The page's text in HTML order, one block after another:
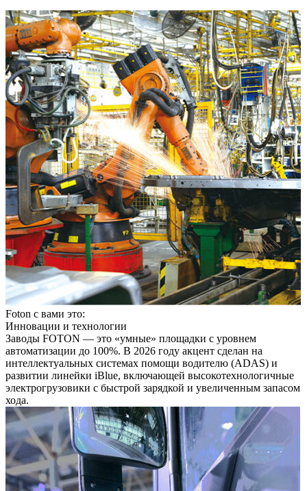
Foton с вами это:
Инновации и технологии
Заводы FOTON — это «умные» площадки с уровнем
автоматизации до 100%. В 2026 году акцент сделан на
интеллектуальных системах помощи водителю (ADAS) и
развитии линейки iBlue, включающей высокотехнологичные
электрогрузовики с быстрой зарядкой и увеличенным запасом
хода.